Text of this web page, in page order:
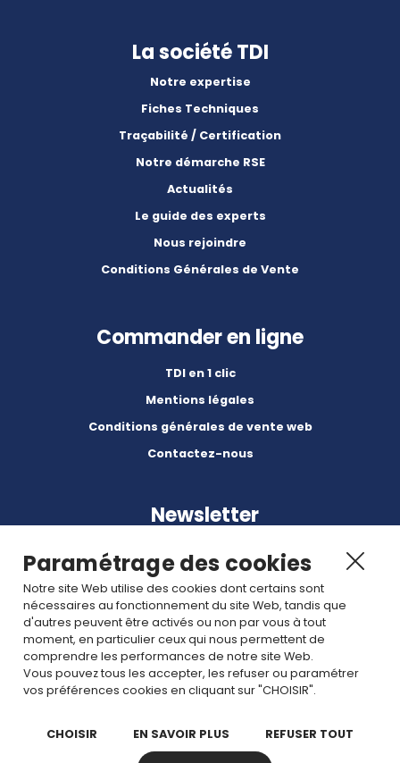
La société TDI
Notre expertise
Fiches Techniques
Traçabilité / Certification
Notre démarche RSE
Actualités
Le guide des experts
Nous rejoindre
Conditions Générales de Vente
Commander en ligne
TDI en 1 clic
Mentions légales
Conditions générales de vente web
Contactez-nous
Newsletter
Abonnez-vous à nos dernières nouvelles et articles.
Rejoignez nous
Paramétrage des cookies
Notre site Web utilise des cookies dont certains sont
nécessaires au fonctionnement du site Web, tandis que
d'autres peuvent être activés ou non par vous à tout
moment, en particulier ceux qui nous permettent de
comprendre les performances de notre site Web.
Vous pouvez tous les accepter, les refuser ou paramétrer
vos préférences cookies en cliquant sur "CHOISIR".
CHOISIR EN SAVOIR PLUS REFUSER TOUT